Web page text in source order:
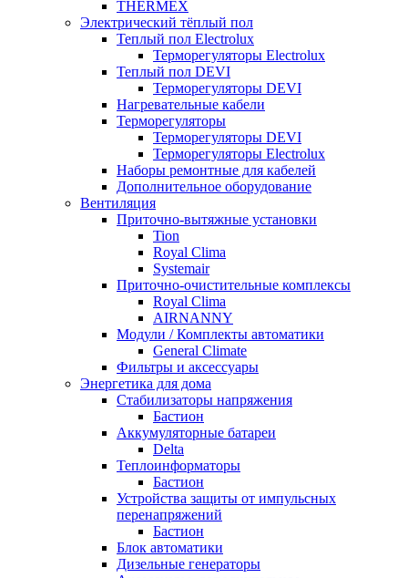
THERMEX
Электрический тёплый пол
Теплый пол Electrolux
Терморегуляторы Electrolux
Теплый пол DEVI
Терморегуляторы DEVI
Нагревательные кабели
Терморегуляторы
Терморегуляторы DEVI
Терморегуляторы Electrolux
Наборы ремонтные для кабелей
Дополнительное оборудование
Вентиляция
Приточно-вытяжные установки
Tion
Royal Clima
Systemair
Приточно-очистительные комплексы
Royal Clima
AIRNANNY
Модули / Комплекты автоматики
General Climate
Фильтры и аксессуары
Энергетика для дома
Стабилизаторы напряжения
Бастион
Аккумуляторные батареи
Delta
Теплоинформаторы
Бастион
Устройства защиты от импульсных
перенапряжений
Бастион
Блок автоматики
Дизельные генераторы